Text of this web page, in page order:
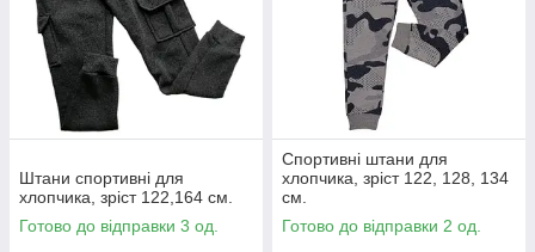
Штани спортивні для
хлопчика, зріст 122,164 см.
Готово до відправки 3 од.
Спортивні штани для
хлопчика, зріст 122, 128, 134
см.
Готово до відправки 2 од.